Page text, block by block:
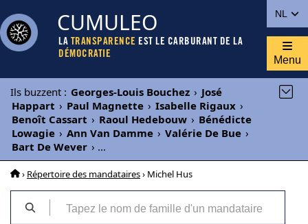
NL
CUMULEO
LA TRANSPARENCE EST LE CARBURANT DE LA
DÉMOCRATIE
Menu
Ils buzzent : Georges-Louis Bouchez › José
Happart › Paul Magnette › Isabelle Rigaux ›
Benoît Cassart › Raoul Hedebouw › Bénédicte
Lowagie › Ann Van Damme › Valérie De Bue ›
Bart De Wever › ...
› Répertoire des mandataires› Michel Hus